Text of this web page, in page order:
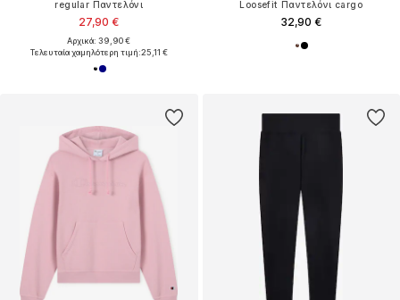
regular Παντελόνι
27,90 €
Αρχικά: 39,90 €
Τελευταία χαμηλότερη τιμή:25,11 €
Loosefit Παντελόνι cargo
32,90 €